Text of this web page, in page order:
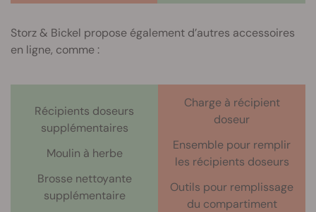
Storz & Bickel propose également d’autres accessoires
en ligne, comme :
Récipients doseurs
supplémentaires
Moulin à herbe
Brosse nettoyante
supplémentaire
Charge à récipient
doseur
Ensemble pour remplir
les récipients doseurs
Outils pour remplissage
du compartiment